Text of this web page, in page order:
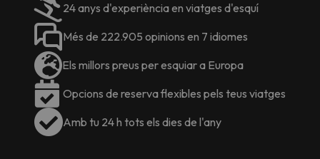
24 anys d'experiència en viatges d'esquí
Més de 222.905 opinions en 7 idiomes
Els millors preus per esquiar a Europa
Opcions de reserva flexibles pels teus viatges
Amb tu 24 h tots els dies de l'any